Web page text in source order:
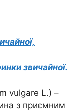
звичайної.
vulgare L.) –
з приємним